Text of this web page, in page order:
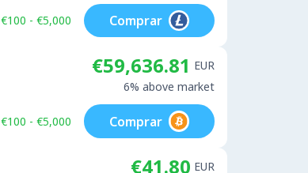
€100 - €5,000 Comprar
€59,636.81 EUR
6% above market
€100 - €5,000 Comprar
€41.80 EUR